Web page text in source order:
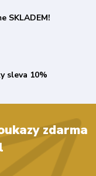
SKLADEM!
sleva 10%
zdarma